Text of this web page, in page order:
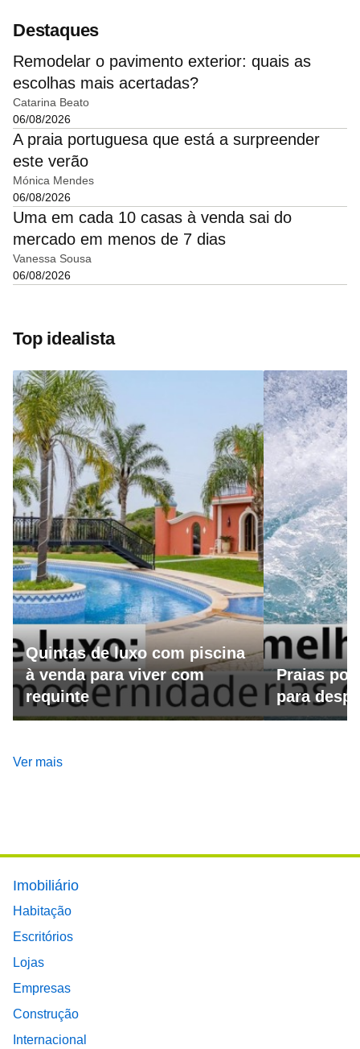
Destaques
Remodelar o pavimento exterior: quais as
escolhas mais acertadas?
Catarina Beato
06/08/2026
A praia portuguesa que está a surpreender
este verão
Mónica Mendes
06/08/2026
Uma em cada 10 casas à venda sai do
mercado em menos de 7 dias
Vanessa Sousa
06/08/2026
Top idealista
Quintas de luxo com piscina
à venda para viver com
requinte
Praias
para
Ver mais
Footer main menu
Imobiliário
Habitação
Escritórios
Lojas
Empresas
Construção
Internacional